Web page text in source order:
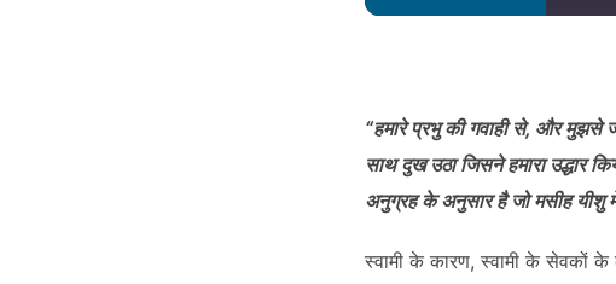
LINK
EMBED
“हमारे प्रभु की गवाही से, और मुझसे
साथ दुख उठा जिसने हमारा उद्धार
अनुग्रह के अनुसार है जो मसीह
स्वामी के कारण, स्वामी के सेवकों